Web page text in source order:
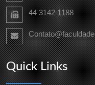
44 3142 1188
Quick Links